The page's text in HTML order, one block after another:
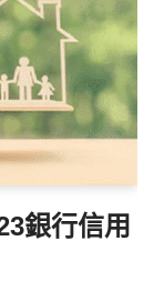
銀行信用